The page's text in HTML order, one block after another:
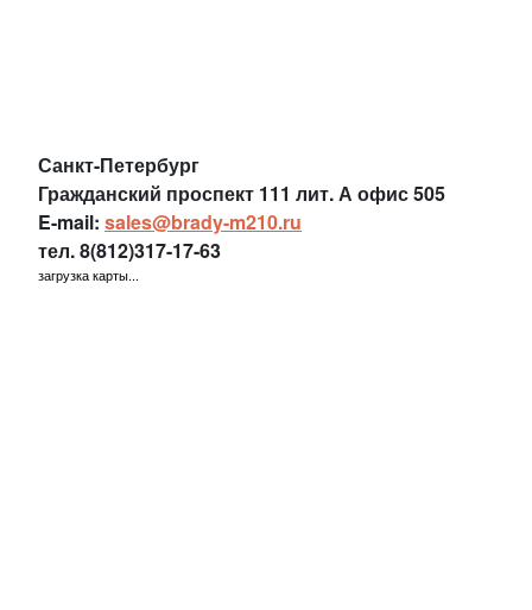
Санкт-Петербург
Гражданский проспект 111 лит. А офис 505
E-mail: sales@brady-m210.ru
тел.8(812)317-17-63
загрузка карты...